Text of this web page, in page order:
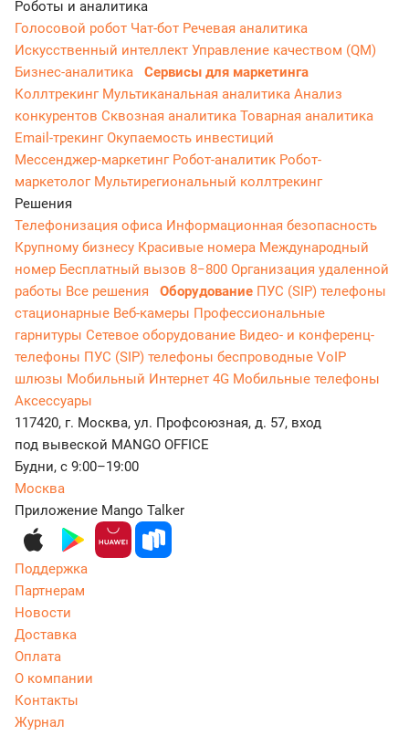
Роботы и аналитика
Голосовой робот Чат-бот Речевая аналитика
Искусственный интеллект Управление качеством (QM)
Бизнес-аналитика
Сервисы для маркетинга
Коллтрекинг Мультиканальная аналитика Анализ
конкурентов Сквозная аналитика Товарная аналитика
Email-трекингОкупаемость инвестиций
Мессенджер‑маркетинг Робот-аналитик Робот-
маркетолог Мультирегиональный коллтрекинг
Решения
Телефонизация офиса Информационная безопасность
Крупному бизнесу Красивые номера Международный
номер Бесплатный вызов 8−800 Организация удаленной
работы Все решения Оборудование ПУС (SIP) телефоны
стационарные Веб-камеры Профессиональные
гарнитуры Сетевое оборудование Видео- и конференц-
телефоны ПУС (SIP) телефоны беспроводные VoIP
шлюзы Мобильный Интернет 4G Мобильные телефоны
Аксессуары
117420, г. Москва, ул. Профсоюзная, д. 57, вход
под вывеской MANGO OFFICE
Будни, с 9:00–19:00
Москва
Приложение Mango Talker
Поддержка
Партнерам
Новости
Доставка
Оплата
О компании
Контакты
Журнал